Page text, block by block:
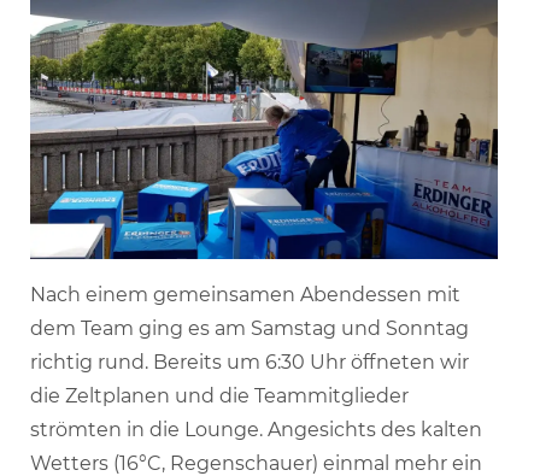
Nach einem gemeinsamen Abendessen mit
dem Team ging es am Samstag und Sonntag
richtig rund. Bereits um 6:30 Uhr öffneten wir
die Zeltplanen und die Teammitglieder
strömten in die Lounge. Angesichts des kalten
Wetters (16°C, Regenschauer) einmal mehr ein